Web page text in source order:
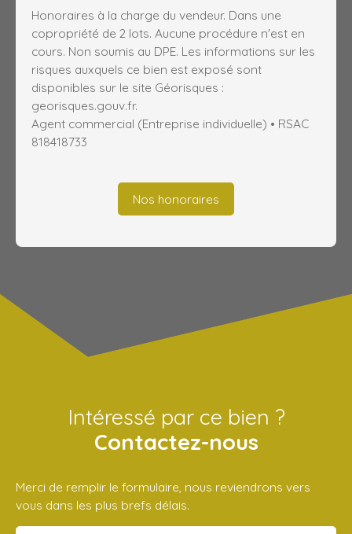
Honoraires à la charge du vendeur. Dans une
copropriété de 2 lots. Aucune procédure n'est en
cours. Non soumis au DPE. Les informations sur les
risques auxquels ce bien est exposé sont
disponibles sur le site Géorisques :
georisques.gouv.fr.
Agent commercial (Entreprise individuelle) • RSAC
818418733
Nos honoraires
Intéressé par ce bien ?
Contactez-nous
Merci de remplir le formulaire, nous reviendrons vers
vous dans les plus brefs délais.